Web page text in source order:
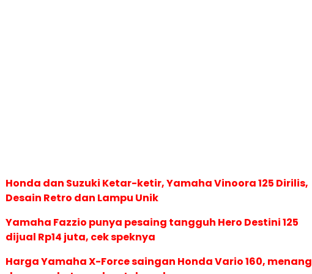
Honda dan Suzuki Ketar-ketir, Yamaha Vinoora 125 Dirilis,
Desain Retro dan Lampu Unik
Yamaha Fazzio punya pesaing tangguh Hero Destini 125
dijual Rp14 juta, cek speknya
Harga Yamaha X-Force saingan Honda Vario 160, menang